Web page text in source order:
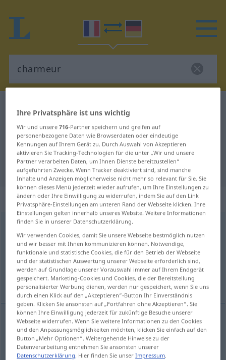
Französisch-Deutsch Übersetzung
für "charmeur"
"charmeur" Deutsch Übersetzung
„charmeur“: adjectif (qualificatif)
charmeur [ʃaʀmœʀ]adj
Übersicht aller Übersetzungen
(Für mehr Details die Übersetzung anklicken/antippen)
einschmeichelnd
einschmeichelnd charmeur
Ihre Privatsphäre ist uns wichtig
Wir und unsere716-Partner speichern und greifen auf
personenbezogene Daten wie Browserdaten oder eindeutige
Kennungen auf Ihrem Gerät zu. Durch Auswahl von Akzeptieren
aktivieren Sie Tracking-Technologien für die unter „Wir und unsere
Partner verarbeiten Daten, um Ihnen Dienste bereitzustellen“
aufgeführten Zwecke. Wenn Tracker deaktiviert sind, sind manche
Inhalte und Anzeigen möglicherweise nicht mehr so relevant für Sie. Sie
können dieses Menü jederzeit wieder aufrufen, um Ihre Einstellungen zu
ändern oder Ihre Einwilligung zu widerrufen, indem Sie auf den Link
Privatsphäre-Einstellungen am unteren Rand der Webseite klicken. Ihre
Einstellungen gelten innerhalb unseres Website. Weitere Informationen
finden Sie in unserer Datenschutzerklärung.
Wir verwenden Cookies, damit Sie unsere Webseite bestmöglich nutzen
und wir besser mit Ihnen kommunizieren können. Notwendige,
funktionale und statistische Cookies, die für den Betrieb der Webseite
und der statistischen Auswertung unserer Webseite erforderlich sind,
werden auf Grundlage unserer Vorauswahl immer auf Ihrem Endgerät
gespeichert. Marketing-Cookies und Cookies, die der Bereitstellung
personalisierter Werbung dienen, werden nur gespeichert, wenn Sie uns
durch einen Klick auf den „Akzeptieren“-Button Ihr Einverständnis
geben. Klicken Sie ansonsten auf „Fortfahren ohne Akzeptieren“. Sie
können Ihre Einwilligung jederzeit für zukünftige Besuche unserer
Webseite widerrufen. Wenn Sie weitere Informationen zu den Cookies
und den Anpassungsmöglichkeiten möchten, klicken Sie einfach auf den
Button „Mehr Optionen“. Weitergehende Hinweise zu der
Datenverarbeitung entnehmen Sie ansonsten unserer
Datenschutzerklärung. Hier finden Sie unserImpressum.